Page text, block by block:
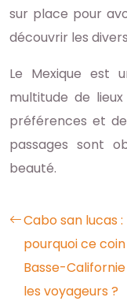
sur place pour
découvrir les
Le Mexique est
multitude de
préférences et
passages sont
beauté.
Cabo san lucas :
pourquoi ce
Basse-
les voyageurs ?